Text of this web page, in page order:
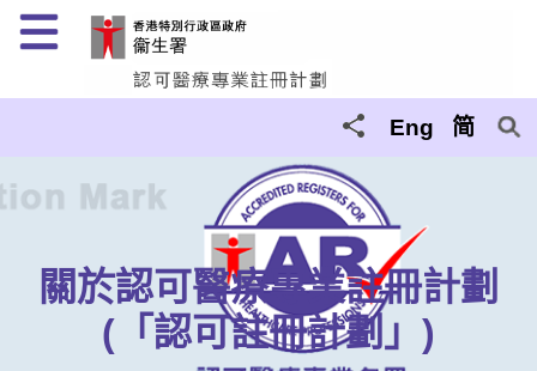
菜單
Eng 简
關於認可醫療專業註冊計劃
(「認可註冊計劃」)